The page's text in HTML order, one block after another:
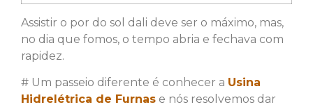
Assistir o por do sol dali deve ser o máximo, mas,
no dia que fomos, o tempo abria e fechava com
rapidez.
# Um passeio diferente é conhecer a Usina
Hidrelétrica de Furnas e nós resolvemos dar